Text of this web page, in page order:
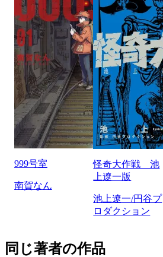
999号室
南賀なん
怪奇大作戦 池
上遼一版
池上遼一/円谷プ
ロダクション
同じ著者の作品